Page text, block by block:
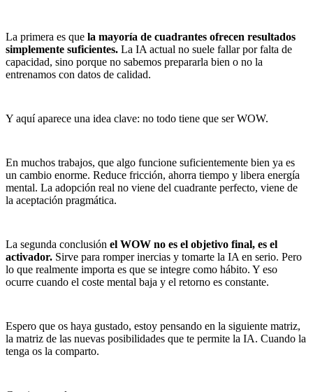
La primera es que la mayoría de cuadrantes ofrecen resultados
simplemente suficientes. La IA actual no suele fallar por falta de
capacidad, sino porque no sabemos prepararla bien o no la
entrenamos con datos de calidad.
Y aquí aparece una idea clave: no todo tiene que ser WOW.
En muchos trabajos, que algo funcione suficientemente bien ya es
un cambio enorme. Reduce fricción, ahorra tiempo y libera energía
mental. La adopción real no viene del cuadrante perfecto, viene de
la aceptación pragmática.
La segunda conclusión el WOW no es el objetivo final, es el
activador. Sirve para romper inercias y tomarte la IA en serio. Pero
lo que realmente importa es que se integre como hábito. Y eso
ocurre cuando el coste mental baja y el retorno es constante.
Espero que os haya gustado, estoy pensando en la siguiente matriz,
la matriz de las nuevas posibilidades que te permite la IA. Cuando la
tenga os la comparto.